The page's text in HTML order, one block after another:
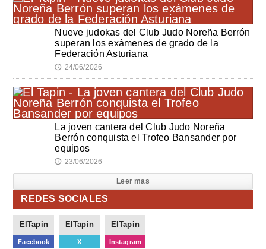
Nueve judokas del Club Judo Noreña Berrón
superan los exámenes de grado de la
Federación Asturiana
🕔 24/06/2026
La joven cantera del Club Judo Noreña
Berrón conquista el Trofeo Bansander por
equipos
🕔 23/06/2026
Leer mas
REDES SOCIALES
ElTapin
Facebook
ElTapin
X
ElTapin
Instagram